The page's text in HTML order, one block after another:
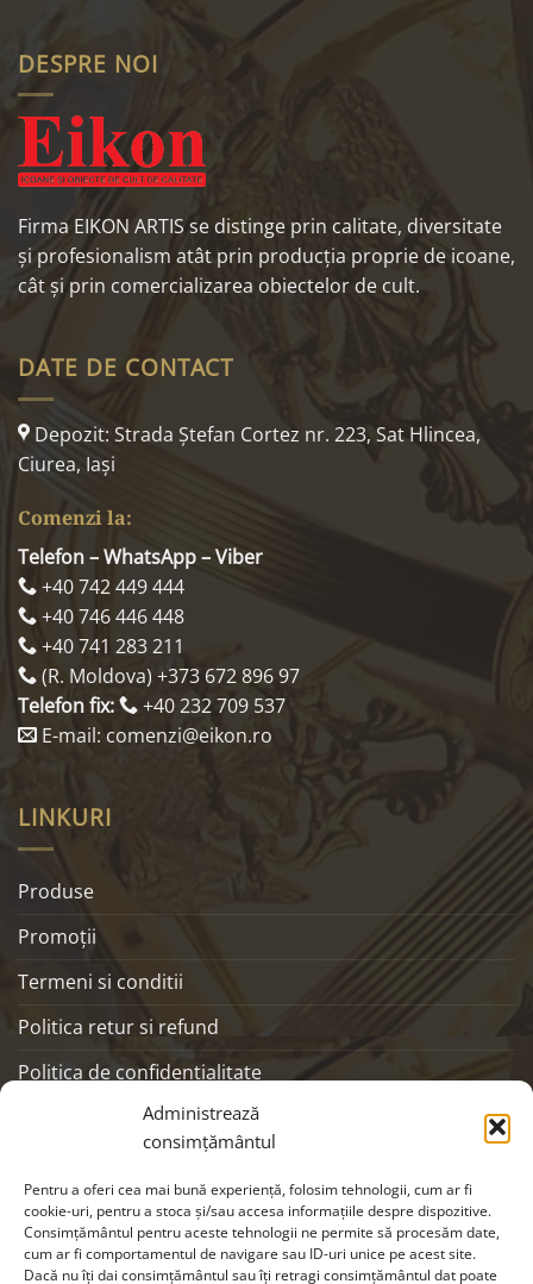
Administrează
consimțământul
Pentru a oferi cea mai bună experiență, folosim tehnologii, cum ar fi
cookie-uri, pentru a stoca și/sau accesa informațiile despre dispozitive.
Consimțământul pentru aceste tehnologii ne permite să procesăm date,
cum ar fi comportamentul de navigare sau ID-uri unice pe acest site.
Dacă nu îți dai consimțământul sau îți retragi consimțământul dat poate
DESPRE NOI
Firma EIKON ARTIS se distinge prin calitate, diversitate
și profesionalism atât prin producția proprie de icoane,
cât și prin comercializarea obiectelor de cult.
DATE DE CONTACT
Depozit: Strada Ştefan Cortez nr. 223, Sat Hlincea,
Ciurea, Iaşi
Comenzi la:
Telefon – WhatsApp – Viber
+40 742 449 444
+40 746 446 448
+40 741 283 211
(R. Moldova) +373 672 896 97
Telefon fix:
+40 232 709 537
E-mail: comenzi@eikon.ro
LINKURI
Produse
Promoţii
Termeni si conditii
Politica retur si refund
Politica de confidentialitate
SOCIALS